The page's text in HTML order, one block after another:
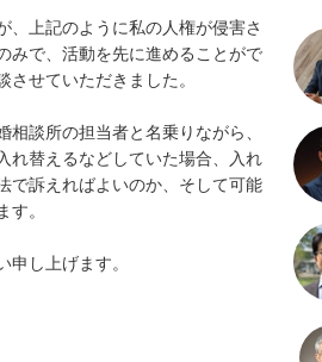
、上記のように私の人権が侵害さ
みで、活動を先に進めることがで
せていただきました。
談所の担当者と名乗りながら、
れ替えるなどしていた場合、入れ
で訴えればよいのか、そして可能
。
し上げます。